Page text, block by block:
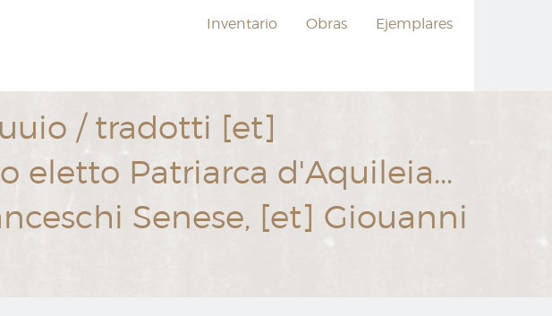
Inventario Obras Ejemplares
/ tradotti [et]
eletto Patriarca d'Aquileia...
Senese, [et] Giouanni